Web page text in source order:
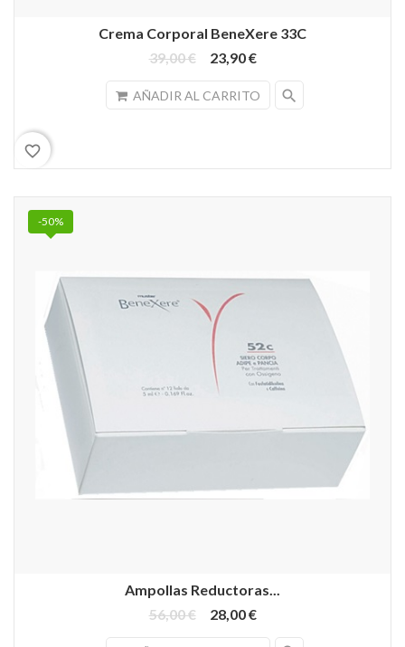
Crema Corporal BeneXere 33C
39,00 €
23,90 €
AÑADIR AL CARRITO search
favorite_border
Ampollas Reductoras...
56,00 €
28,00 €
-50%